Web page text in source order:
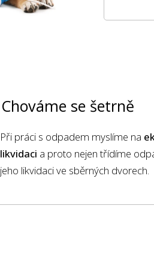
Chováme se šetrně
Při práci s odpadem myslíme na
likvidaci a proto nejen třídíme
jeho likvidaci ve sběrných dvorech.